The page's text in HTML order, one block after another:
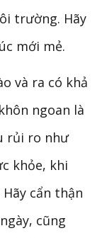
trường. Hãy
mới mẻ.
và ra có khả
ngoan là
rủi ro như
khỏe, khi
cẩn thận
cũng